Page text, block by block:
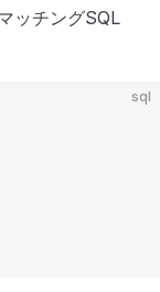
ッチングSQL
sql